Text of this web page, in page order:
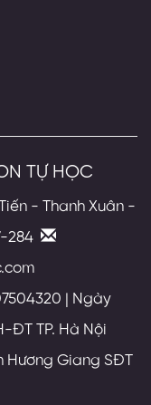
TỰ HỌC
- Thanh Xuân -
284
| Ngày
ĐT TP. Hà Nội
Hương Giang SĐT